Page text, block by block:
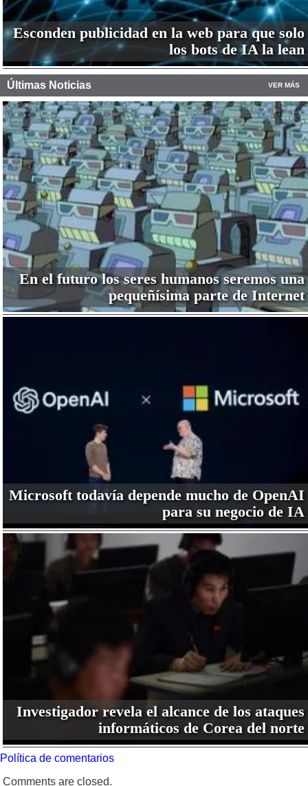
Esconden publicidad en la web para que solo
los bots de IA la lean
Últimas Noticias VER MÁS
En el futuro los seres humanos seremos una
pequeñísima parte de Internet
Microsoft todavía depende mucho de OpenAI
para su negocio de IA
Investigador revela el alcance de los ataques
informáticos de Corea del norte
Política de comentarios
Comments are closed.